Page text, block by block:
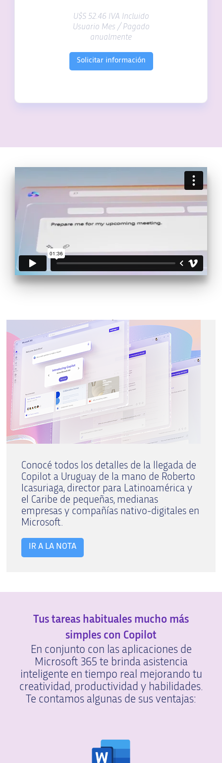
U$S 52.46 IVA Incluido
Usuario Mes / Pagado
anualmente
Solicitar información
Conocé todos los detalles de la llegada de
Copilot a Uruguay de la mano de Roberto
Icasuriaga, director para Latinoamérica y
el Caribe de pequeñas, medianas
empresas y compañías nativo-digitales en
Microsoft.
IR A LA NOTA
Tus tareas habituales mucho más
simples con Copilot
En conjunto con las aplicaciones de
Microsoft 365 te brinda asistencia
inteligente en tiempo real mejorando tu
creatividad, productividad y habilidades.
Te contamos algunas de sus ventajas: